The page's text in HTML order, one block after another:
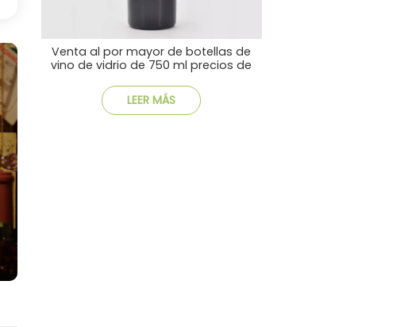
Venta al por mayor de botellas de
vino de vidrio de 750 ml precios de
LEER MÁS